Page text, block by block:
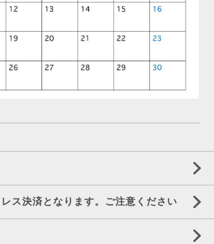
ス決済となります。ご注意ください